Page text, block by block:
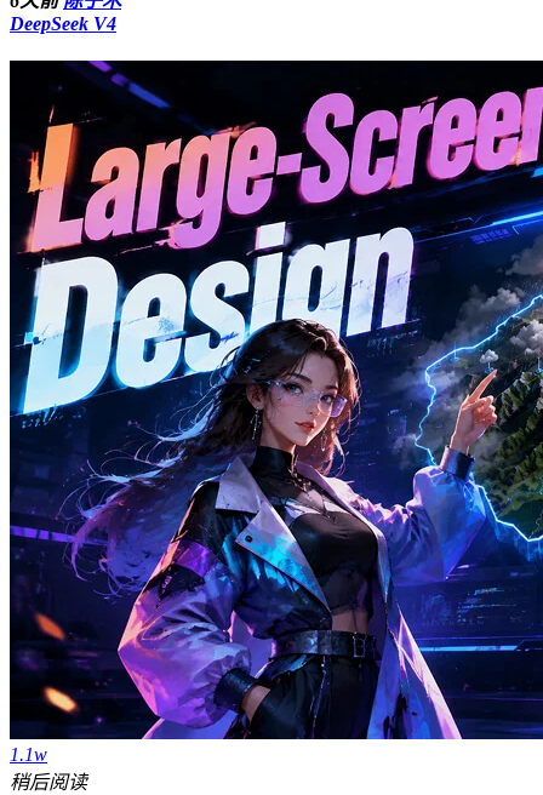
DeepSeek V4
1.1w
稍后阅读